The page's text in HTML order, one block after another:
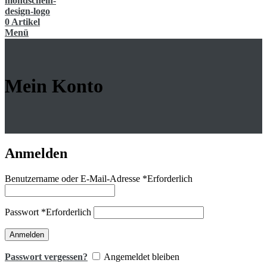
0 Artikel
Menü
Mein Konto
Anmelden
Benutzername oder E-Mail-Adresse *Erforderlich
Passwort *Erforderlich
Anmelden
Passwort vergessen?
Angemeldet bleiben